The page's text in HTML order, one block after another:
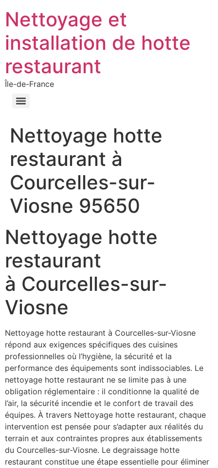
Nettoyage et
installation de hotte
restaurant
Île-de-France
Nettoyage hotte
restaurant à
Courcelles-sur-
Viosne 95650
Nettoyage hotte
restaurant
à Courcelles-sur-
Viosne
Nettoyage hotte restaurant à Courcelles-sur-Viosne
répond aux exigences spécifiques des cuisines
professionnelles où l’hygiène, la sécurité et la
performance des équipements sont indissociables. Le
nettoyage hotte restaurant ne se limite pas à une
obligation réglementaire : il conditionne la qualité de
l’air, la sécurité incendie et le confort de travail des
équipes. À travers Nettoyage hotte restaurant, chaque
intervention est pensée pour s’adapter aux réalités du
terrain et aux contraintes propres aux établissements
du Courcelles-sur-Viosne. Le degraissage hotte
restaurant constitue une étape essentielle pour éliminer